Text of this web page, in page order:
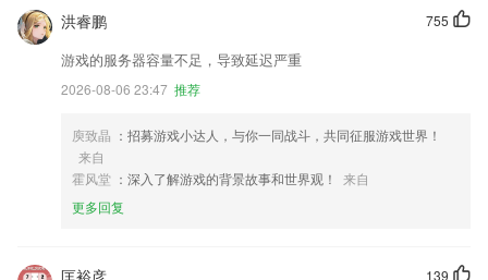
755
洪睿鹏
游戏的服务器容量不足，导致延迟严重
2026-08-06 23:47 推荐
庾致晶 ：招募游戏小达人，与你一同战斗，共同征服游戏世界！
来自
霍风堂 ：深入了解游戏的背景故事和世界观！
来自
更多回复
139
匡裕彦